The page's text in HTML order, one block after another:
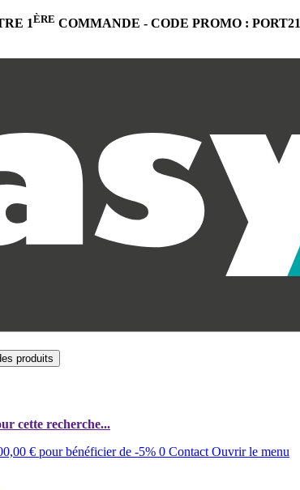
1ÈRE COMMANDE - CODE PROMO : PORT21
produits
cette recherche...
€ pour bénéficier de -5% 0 Contact Ouvrir le menu